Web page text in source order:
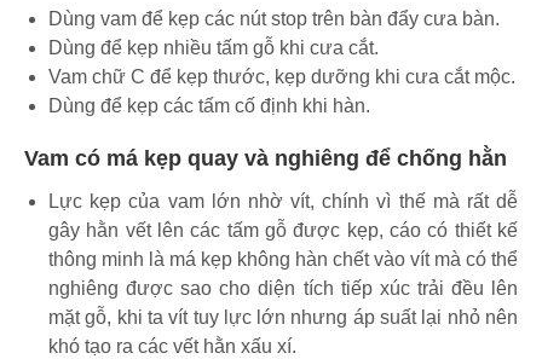
Dùng vam để kẹp các nút stop trên bàn đẩy cưa bàn.
Dùng để kẹp nhiều tấm gỗ khi cưa cắt.
Vam chữ C để kẹp thước, kẹp dưỡng khi cưa cắt mộc.
Dùng để kẹp các tấm cố định khi hàn.
Vam có má kẹp quay và nghiêng để chống hằn
Lực kẹp của vam lớn nhờ vít, chính vì thế mà rất dễ
gây hằn vết lên các tấm gỗ được kẹp, cáo có thiết kế
thông minh là má kẹp không hàn chết vào vít mà có thể
nghiêng được sao cho diện tích tiếp xúc trải đều lên
mặt gỗ, khi ta vít tuy lực lớn nhưng áp suất lại nhỏ nên
khó tạo ra các vết hằn xấu xí.